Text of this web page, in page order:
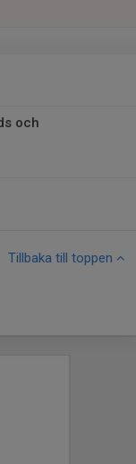
och
Tillbaka till toppen